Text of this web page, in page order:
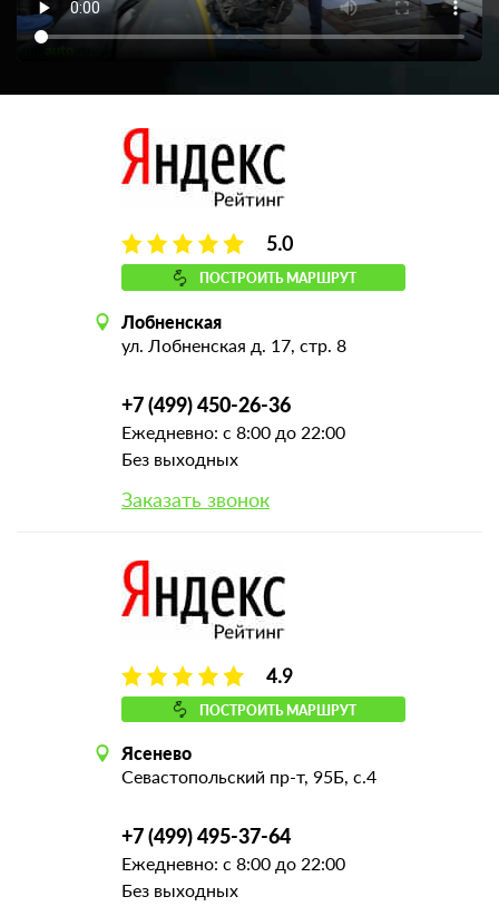
5.0
ПОСТРОИТЬ МАРШРУТ
Лобненская
ул. Лобненская д. 17, стр. 8
+7 (499) 450-26-36
Ежедневно: с 8:00 до 22:00
Без выходных
Заказать звонок
4.9
ПОСТРОИТЬ МАРШРУТ
Ясенево
Севастопольский пр-т, 95Б, с.4
+7 (499) 495-37-64
Ежедневно: с 8:00 до 22:00
Без выходных